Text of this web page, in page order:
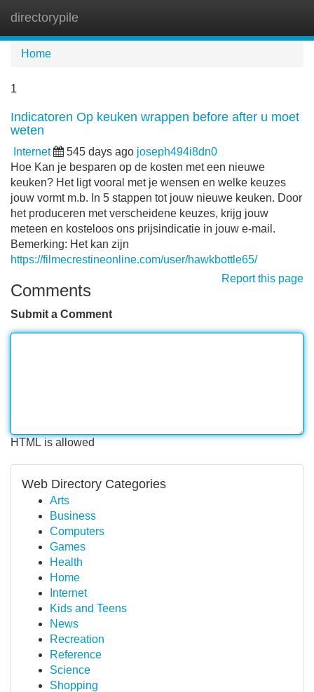
directorypile
Home
1
Indicatoren Op keuken wrappen before after u moet
weten
Internet 545 days ago joseph494i8dn0
Hoe Kan je besparen op de kosten met een nieuwe
keuken? Het ligt vooral met je wensen en welke keuzes
jouw vormt m.b. In 5 stappen tot jouw nieuwe keuken. Door
het produceren met verscheidene keuzes, krijg jouw
meteen en kosteloos ons prijsindicatie in jouw e-mail.
Bemerking: Het kan zijn
https://filmecrestineonline.com/user/hawkbottle65/
Report this page
Comments
Submit a Comment
HTML is allowed
Web Directory Categories
Arts
Business
Computers
Games
Health
Home
Internet
Kids and Teens
News
Recreation
Reference
Science
Shopping